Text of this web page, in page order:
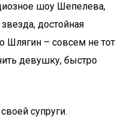
шоу Шепелева,
достойная
Шлягин – совсем не тот
девушку, быстро
супруги.